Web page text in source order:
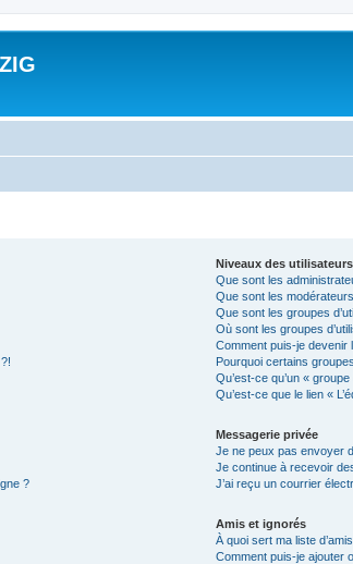
?
Niveaux des
Que sont les
Que sont les
Que sont les groupes
Où sont les groupes
Comment puis-je devenir
Pourquoi certains
Qu’est-ce qu’un «
Qu’est-ce que le lien «
Messagerie privée
Je ne peux pas envoyer
Je continue à recevoir
J’ai reçu un courrier
Amis et ignorés
À quoi sert ma liste
Comment puis-je ajouter